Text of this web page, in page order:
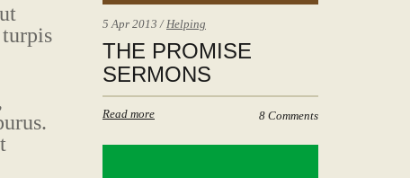
5 Apr 2013 /Helping
THE PROMISE
SERMONS
Read more 8 Comments